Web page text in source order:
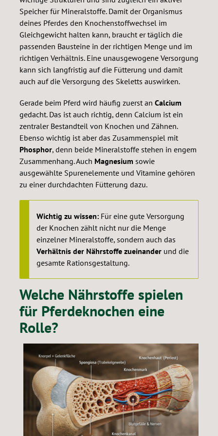
die Einlagerung im Knochen verantwortlich ist,
wurde es ATCOM OSTEO PLUS ebenfalls zugesetzt.
Vitamin K1 ist wichtig für die Herstellung des in den
knochenbildenden Zellen gebildeten Proteins
Osteocalcin. Dieses bewirkt eine
Calciumanreicherung in den Knochen. Hier setzen
wir im ATCOM OSTEO PLUS auf die natürlichen
Besondere Eigenschaften von ATCOM OSTEO PLUS
Optimiert die Calciumversorgung, Kann die Knochen-
und Zahnstruktur positiv beeinflussen Enthält
hochverfügbares Calcium und Vitamin D3 Angereichert
mit Traubenkernen und Weizenkeimen als natürliche
Vitamin K-Quellen Ideal geeignet: Für Jungpferde zur
Optimierung der Calciumversorgung Für ältere Pferde,
zur Verbesserung der Knochenstruktur Als
Für tragende und laktierende Stuten zur Deckung des
erhöhten Bedarfs
Speicher für Mineralstoffe. Damit der Organismus
deines Pferdes den Knochenstoffwechsel im
Gleichgewicht halten kann, braucht er täglich die
passenden Bausteine in der richtigen Menge und im
richtigen Verhältnis. Eine unausgewogene Versorgung
kann sich langfristig auf die Fütterung und damit
auch auf die Versorgung des Skeletts auswirken.
Gerade beim Pferd wird häufig zuerst an Calcium
gedacht. Das ist auch richtig, denn Calcium ist ein
zentraler Bestandteil von Knochen und Zähnen.
Ebenso wichtig ist aber das Zusammenspiel mit
Phosphor, denn beide Mineralstoffe stehen in engem
Zusammenhang. Auch Magnesium sowie
ausgewählte Spurenelemente und Vitamine gehören
zu einer durchdachten Fütterung dazu.
Wichtig zu wissen: Für eine gute Versorgung
der Knochen zählt nicht nur die Menge
einzelner Mineralstoffe, sondern auch das
Verhältnis der Nährstoffe zueinander und die
gesamte Rationsgestaltung.
Welche Nährstoffe spielen
für Pferdeknochen eine
Rolle?